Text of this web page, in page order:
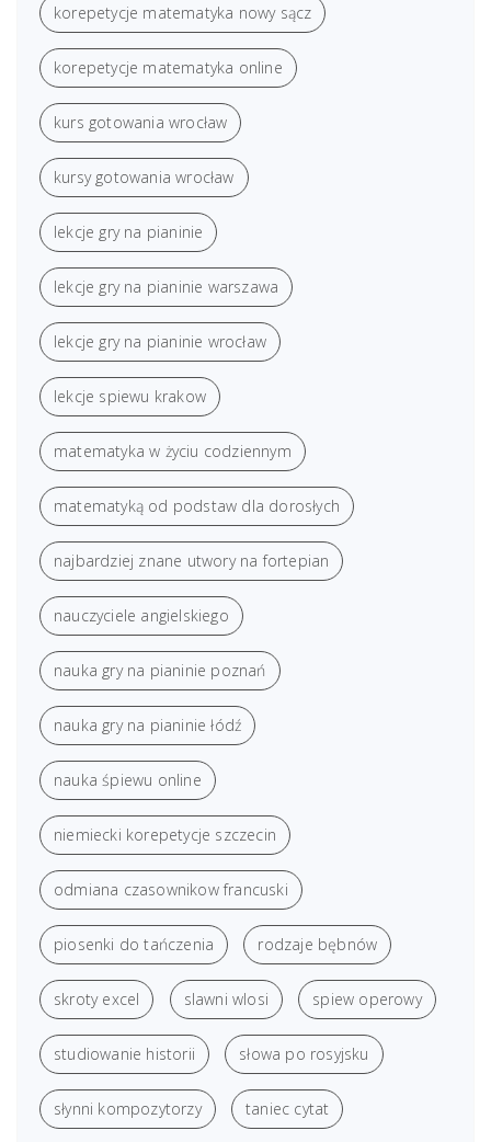
korepetycje matematyka nowy sącz
korepetycje matematyka online
kurs gotowania wrocław
kursy gotowania wrocław
lekcje gry na pianinie
lekcje gry na pianinie warszawa
lekcje gry na pianinie wrocław
lekcje spiewu krakow
matematyka w życiu codziennym
matematyką od podstaw dla dorosłych
najbardziej znane utwory na fortepian
nauczyciele angielskiego
nauka gry na pianinie poznań
nauka gry na pianinie łódź
nauka śpiewu online
niemiecki korepetycje szczecin
odmiana czasownikow francuski
piosenki do tańczenia rodzaje bębnów
skroty excel slawni wlosi spiew operowy
studiowanie historii słowa po rosyjsku
słynni kompozytorzy taniec cytat